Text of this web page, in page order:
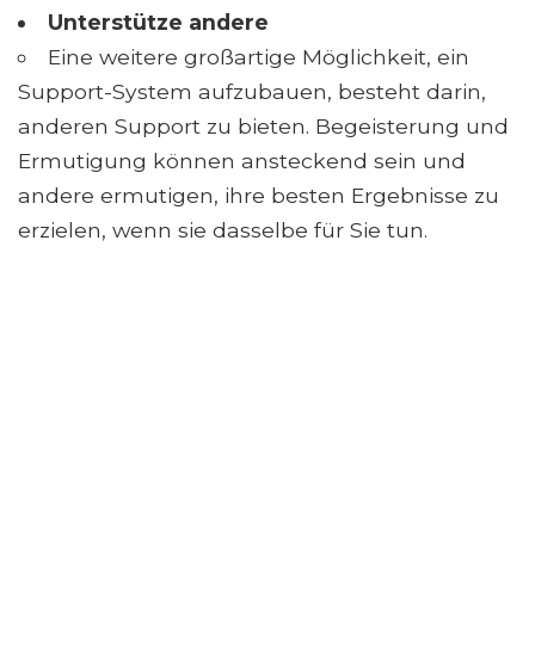
Unterstütze andere
Eine weitere großartige Möglichkeit, ein
Support-System aufzubauen, besteht darin,
anderen Support zu bieten. Begeisterung und
Ermutigung können ansteckend sein und
andere ermutigen, ihre besten Ergebnisse zu
erzielen, wenn sie dasselbe für Sie tun.